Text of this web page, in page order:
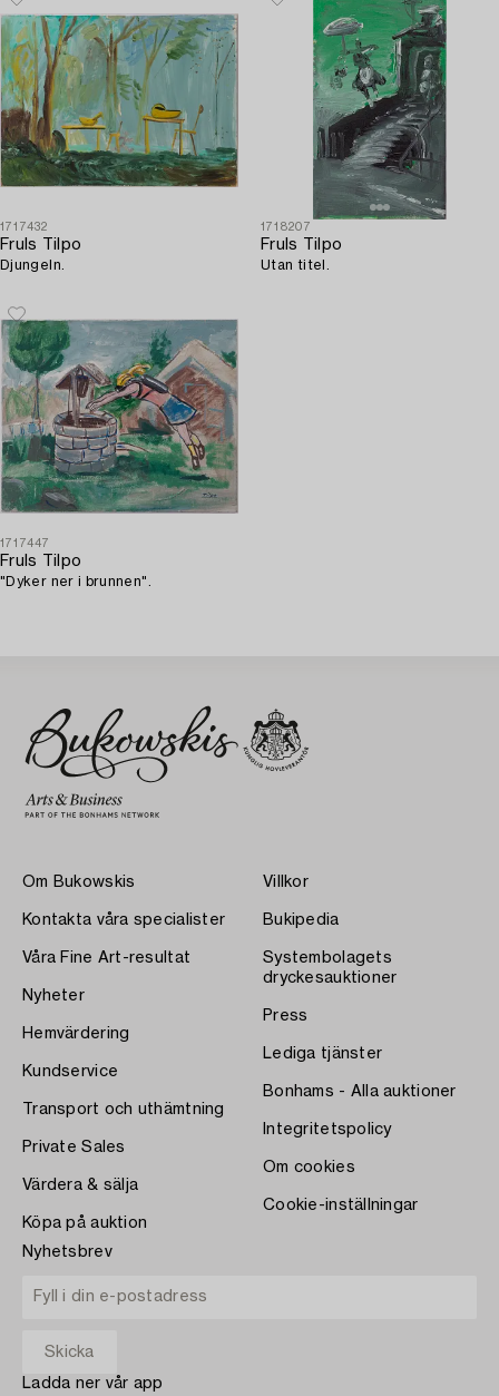
1717432
Fruls Tilpo
Djungeln.
1718207
Fruls Tilpo
Utan titel.
1717447
Fruls Tilpo
"Dyker ner i brunnen".
Om Bukowskis
Kontakta våra specialister
Våra Fine Art-resultat
Nyheter
Hemvärdering
Kundservice
Transport och uthämtning
Private Sales
Värdera & sälja
Köpa på auktion
Villkor
Bukipedia
Systembolagets
dryckesauktioner
Press
Lediga tjänster
Bonhams - Alla auktioner
Integritetspolicy
Om cookies
Cookie-inställningar
Nyhetsbrev
Ladda ner vår app